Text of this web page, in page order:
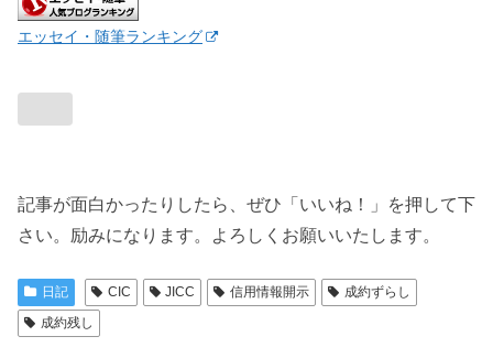
エッセイ・随筆ランキング
記事が面白かったりしたら、ぜひ「いいね！」を押して下
さい。励みになります。よろしくお願いいたします。
日記 CIC JICC 信用情報開示
成約ずらし
成約残し